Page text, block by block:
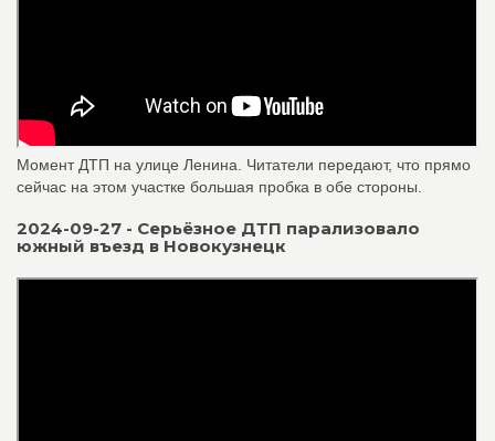
Момент ДТП на улице Ленина. Читатели передают, что прямо
сейчас на этом участке большая пробка в обе стороны.
2024-09-27 - Серьёзное ДТП парализовало
южный въезд в Новокузнецк